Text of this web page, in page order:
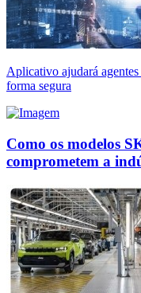
Aplicativo ajudará
forma segura
Como os modelos
comprometem a